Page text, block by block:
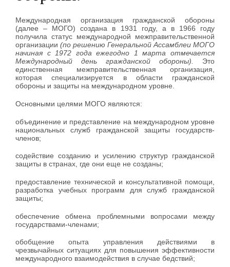
Международная организация гражданской обороны
(далее – МОГО) создана в 1931 году, а в 1966 году
получила статус международной межправительственной
организации (по решению Генеральной Ассамблеи МОГО
начиная с 1972 года ежегодно 1 марта отмечается
Международный день гражданской обороны).
Это
единственная межправительственная организация,
которая специализируется в области гражданской
обороны и защиты на международном уровне.
Основными целями МОГО являются:
объединение и представление на международном уровне
национальных служб гражданской защиты государств-
членов;
содействие созданию и усилению структур гражданской
защиты в странах, где они еще не созданы;
предоставление технической и консультативной помощи,
разработка учебных программ для служб гражданской
защиты;
обеспечение обмена проблемными вопросами между
государствами-членами;
обобщение опыта управления действиями в
чрезвычайных ситуациях для повышения эффективности
международного взаимодействия в случае бедствий;